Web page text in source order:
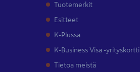
Tuotemerkit
Esitteet
K-Plussa
K-Business Visa -yrityskortti
Tietoa meistä